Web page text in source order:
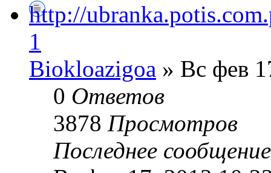
http://
1
Biokloazigoa » Вс фев
0 Ответов
3878 Просмотров
Последнее